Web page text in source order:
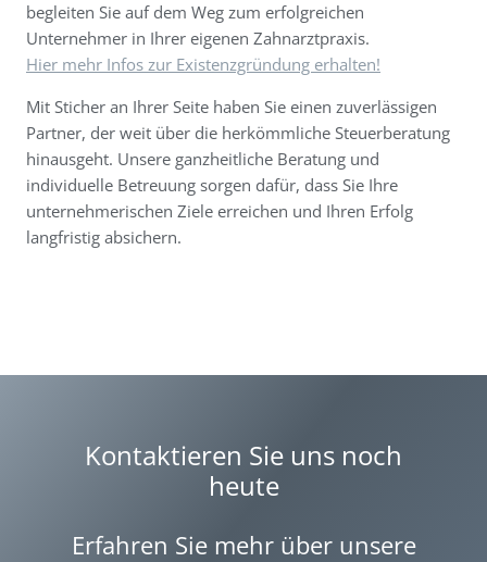
begleiten Sie auf dem Weg zum erfolgreichen
Unternehmer in Ihrer eigenen Zahnarztpraxis.
Hier mehr Infos zur Existenzgründung erhalten!
Mit Sticher an Ihrer Seite haben Sie einen zuverlässigen
Partner, der weit über die herkömmliche Steuerberatung
hinausgeht. Unsere ganzheitliche Beratung und
individuelle Betreuung sorgen dafür, dass Sie Ihre
unternehmerischen Ziele erreichen und Ihren Erfolg
langfristig absichern.
Kontaktieren Sie uns noch
heute
Erfahren Sie mehr über unsere